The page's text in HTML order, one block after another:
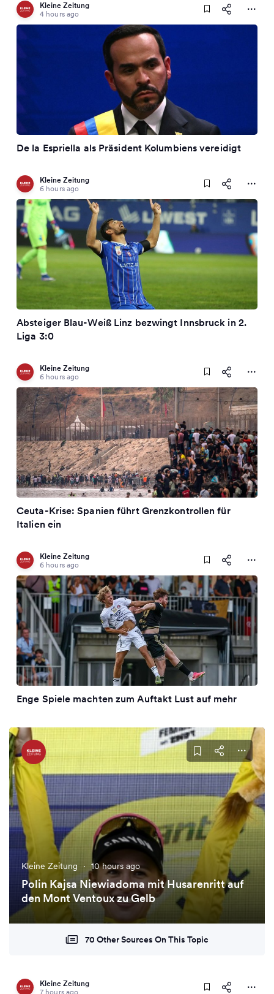
Kleine Zeitung
4 hours ago
De la Espriella als Präsident Kolumbiens vereidigt
Kleine Zeitung
6 hours ago
Absteiger Blau-Weiß Linz bezwingt Innsbruck in 2.
Liga 3:0
Kleine Zeitung
6 hours ago
Ceuta-Krise: Spanien führt Grenzkontrollen für
Italien ein
Kleine Zeitung
6 hours ago
Enge Spiele machten zum Auftakt Lust auf mehr
Kleine Zeitung · 10 hours ago
Polin Kajsa Niewiadoma mit Husarenritt auf
den Mont Ventoux zu Gelb
70 Other Sources On This Topic
Kleine Zeitung
7 hours ago